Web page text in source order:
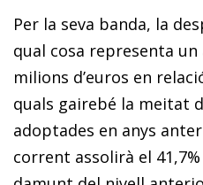
Per la seva banda, la
qual cosa representa un
milions d’euros en
quals gairebé la meitat
adoptades en anys
corrent assolirà el